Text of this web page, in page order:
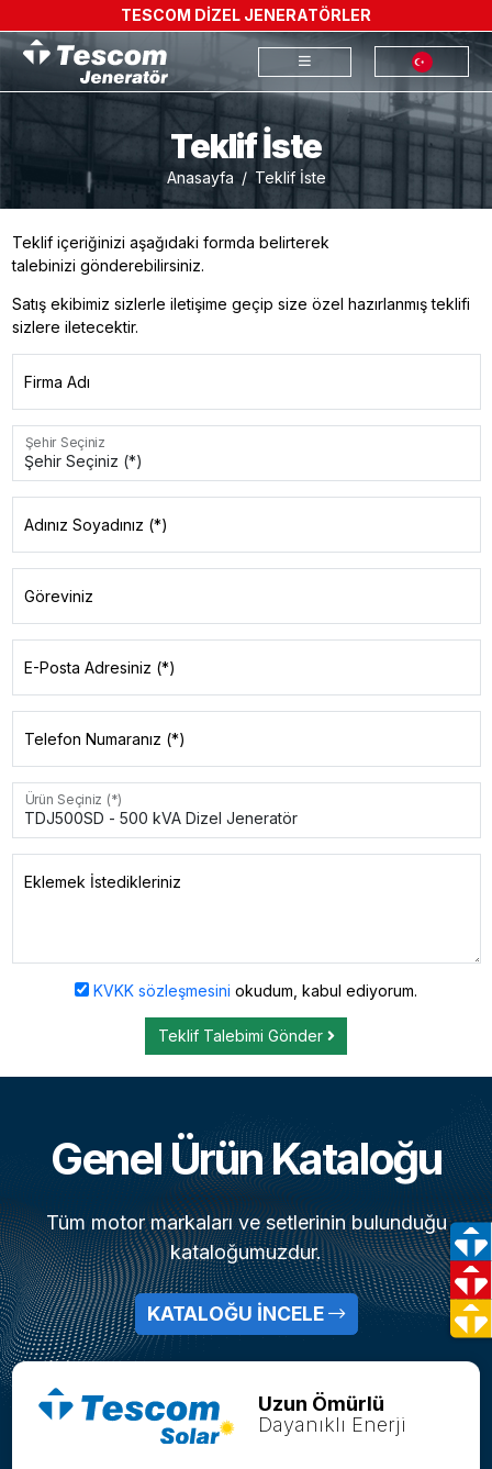
TESCOM DİZEL JENERATÖRLER
Teklif İste
Anasayfa Teklif İste
Teklif içeriğinizi aşağıdaki formda belirterek
talebinizi gönderebilirsiniz.
Satış ekibimiz sizlerle iletişime geçip size özel hazırlanmış teklifi
sizlere iletecektir.
Firma Adı
Şehir Seçiniz
Adınız Soyadınız (*)
Göreviniz
E-Posta Adresiniz (*)
Telefon Numaranız (*)
Ürün Seçiniz (*)
Eklemek İstedikleriniz
KVKK sözleşmesini okudum, kabul ediyorum.
Teklif Talebimi Gönder
Genel Ürün Kataloğu
Tüm motor markaları ve setlerinin bulunduğu
kataloğumuzdur.
KATALOĞU İNCELE
Uzun Ömürlü
Dayanıklı Enerji